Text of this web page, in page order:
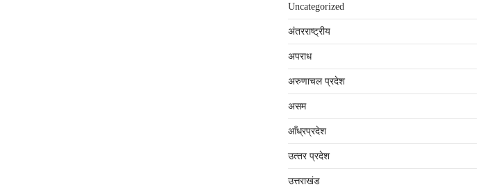
Uncategorized
अंतरराष्‍ट्रीय
अपराध
अरुणाचल प्रदेश
असम
आँध्रप्रदेश
उत्‍तर प्रदेश
उत्तराखंड